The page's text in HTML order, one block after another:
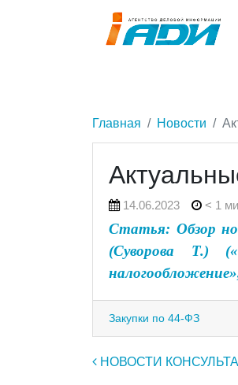
Главная Новости
14.06.2023 < 1
Статья: Обзор
(Суворова Т.)
Закупки по 44-ФЗ
Навигация по
НОВОСТИ